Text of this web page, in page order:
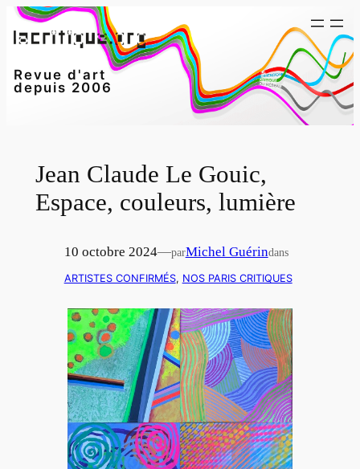
Aller
au
Revue d'art
depuis 2006
Jean Claude Le Gouic,
Espace, couleurs, lumière
10 octobre 2024—parMichel Guérindans
ARTISTES CONFIRMÉS, NOS PARIS CRITIQUES